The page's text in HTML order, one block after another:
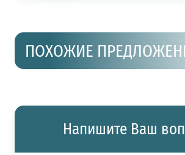
ПОХОЖИЕ
Напишите Ваш